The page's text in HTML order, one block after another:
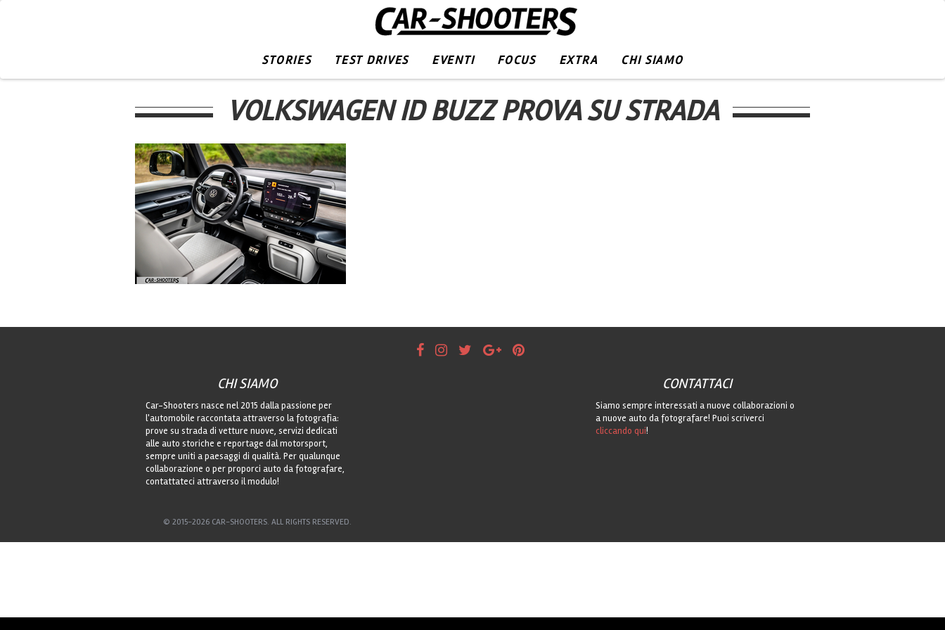
STORIES TEST DRIVES EVENTI FOCUS EXTRA CHI SIAMO
VOLKSWAGEN ID BUZZ PROVA SU STRADA
CHI SIAMO
Car-Shooters nasce nel 2015 dalla passione per
l'automobile raccontata attraverso la fotografia:
prove su strada di vetture nuove, servizi dedicati
alle auto storiche e reportage dal motorsport,
sempre uniti a paesaggi di qualità. Per qualunque
collaborazione o per proporci auto da fotografare,
contattateci attraverso il modulo!
CONTATTACI
Siamo sempre interessati a nuove collaborazioni o
a nuove auto da fotografare! Puoi scriverci
cliccando qui!
© 2015-2026 CAR-SHOOTERS. ALL RIGHTS RESERVED.